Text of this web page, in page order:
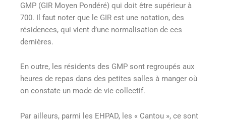
GMP (GIR Moyen Pondéré) qui doit être supérieur à
700. Il faut noter que le GIR est une notation, des
résidences, qui vient d’une normalisation de ces
dernières.
En outre, les résidents des GMP sont regroupés aux
heures de repas dans des petites salles à manger où
on constate un mode de vie collectif.
Par ailleurs, parmi les EHPAD, les « Cantou », ce sont